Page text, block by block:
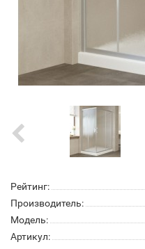
Рейтинг:
Производитель:
Модель:
Артикул: